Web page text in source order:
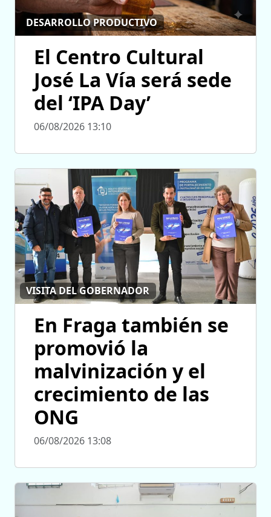
DESARROLLO PRODUCTIVO
El Centro Cultural
José La Vía será sede
del ‘IPA Day’
06/08/2026 13:10
VISITA DEL GOBERNADOR
En Fraga también se
promovió la
malvinización y el
crecimiento de las
ONG
06/08/2026 13:08